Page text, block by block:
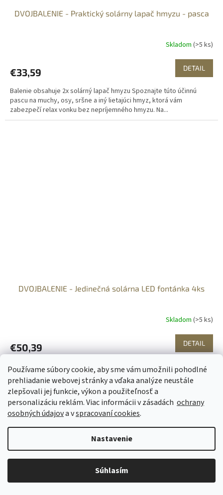
Používame súbory cookie, aby sme vám umožnili pohodlné
prehliadanie webovej stránky a vďaka analýze neustále
zlepšovali jej funkcie, výkon a použiteľnosť a
personalizáciu reklám. Viac informácii v zásadách ochrany
osobných údajova vspracovaní cookies.
Nastavenie
Súhlasím
DVOJBALENIE - Praktický solárny lapač hmyzu - pasca
Skladom (>5 ks)
€33,59 DETAIL
Balenie obsahuje 2x solárný lapač hmyzu Spoznajte túto účinnú
pascu na muchy, osy, sršne a iný lietajúci hmyz, ktorá vám
zabezpečí relax vonku bez nepríjemného hmyzu. Na...
DVOJBALENIE - Jedinečná solárna LED fontánka 4ks
Skladom (>5 ks)
€50,39 DETAIL
Spoznajte jedinečnú dekoráciu, vďaka ktorej získa vaša záhrada
alebo terasa úplne nový rozmer. Svietiaca LED fontánka vytvára
nielen príjemnú atmosféru, ale slúži aj ako...